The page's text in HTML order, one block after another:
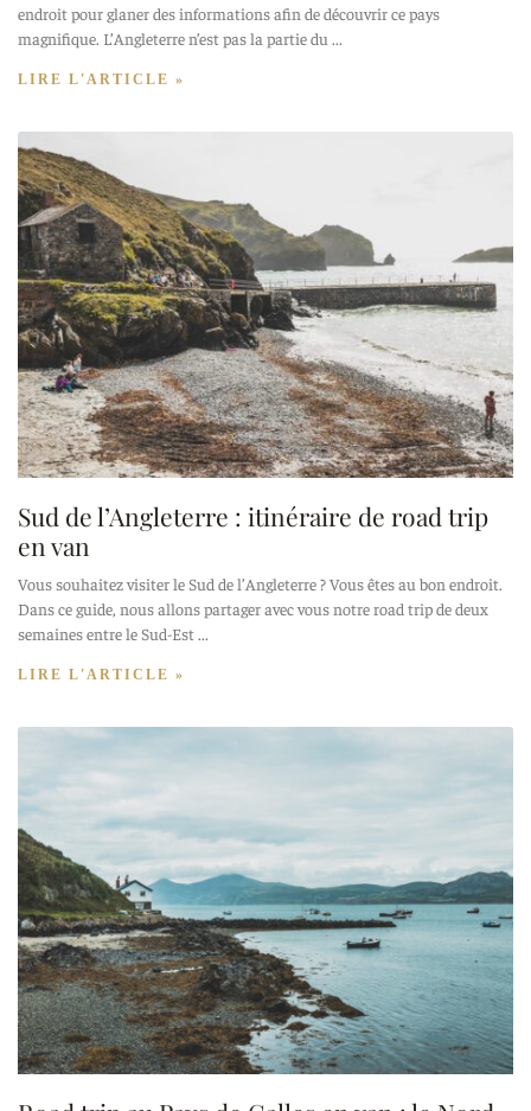
endroit pour glaner des informations afin de découvrir ce pays
magnifique. L’Angleterre n’est pas la partie du
LIRE L'ARTICLE »
Sud de l’Angleterre : itinéraire de road trip
en van
Vous souhaitez visiter le Sud de l’Angleterre ? Vous êtes au bon endroit.
Dans ce guide, nous allons partager avec vous notre road trip de deux
semaines entre le Sud-Est
LIRE L'ARTICLE »